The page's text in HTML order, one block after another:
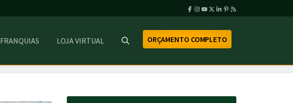
FRANQUIAS LOJA VIRTUAL ORÇAMENTO COMPLETO